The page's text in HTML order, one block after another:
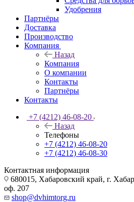
Удобрения
Партнёры
Доставка
Производство
Компания
Назад
Компания
О компании
Контакты
Партнёры
Контакты
+7 (4212) 46-08-20
Назад
Телефоны
+7 (4212) 46-08-20
+7 (4212) 46-08-30
Контактная информация
680015, Хабаровский край, г.
оф. 207
shop@dvhimtorg.ru